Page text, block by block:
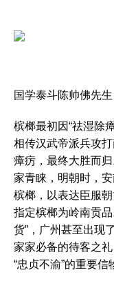
国学泰斗陈帅佛先
槟榔最初因“祛湿除
相传汉武帝派兵攻
瘴疠，最终大胜而
家青睐，明朝时，
槟榔，以表达臣服
指定槟榔为岭南贡
货”，广州甚至出现
家家必备的待客之
“忠贞不渝”的重要信